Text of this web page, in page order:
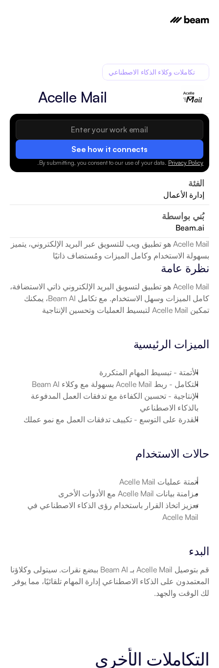
See how it connects
By submitting, you consent to our use of your data. Privacy Policy
.
الفئة
إدارة الأعمال
بُني بواسطة
Beam.ai
تكاملات وكلاء الذكاء الاصطناعي
Acelle Mail
بسهولة الاستخدام وكامل الميزات ومُستضاف ذاتيًا
نظرة عامة
تمكين Acelle Mail لتبسيط العمليات وتحسين الإنتاجية
الميزات الرئيسية
الأتمتة - تبسيط المهام المتكررة
التكامل - ربط Acelle Mail بسهولة مع وكلاء Beam AI
الإنتاجية
بالذكاء الاصطناعي
القدرة على التوسع - تكييف تدفقات العمل مع نمو عملك
حالات الاستخدام
أتمتة عمليات Acelle Mail
مزامنة بيانات Acelle Mail مع الأدوات الأخرى
Acelle Mail
البدء
لك الوقت والجهد.
التكاملات الأخرى